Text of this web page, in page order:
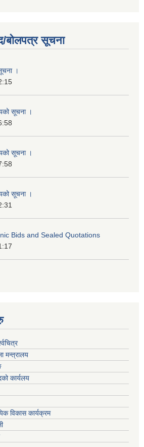
बोलपत्र सूचना
।
सूचना ।
सूचना ।
सूचना ।
Bids and Sealed Quotations
मन्त्रालय
कार्यलय
विकास कार्यक्रम